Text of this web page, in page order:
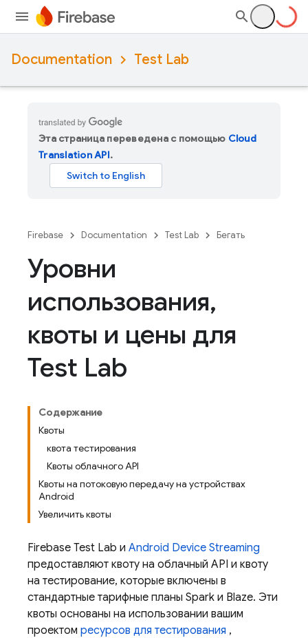
Documentation Test Lab
Эта страница переведена с помощью Cloud
Translation API.
Firebase Documentation Test Lab Бегать
Уровни
использования,
квоты и цены для
Test Lab
Содержание
Квоты
квота тестирования
Квоты облачного API
Квоты на потоковую передачу на устройствах
Android
Увеличить квоты
Firebase Test Lab и Android Device Streaming
предоставляют квоту на облачный API и квоту
на тестирование, которые включены в
стандартные тарифные планы Spark и Blaze. Эти
квоты основаны на использовании вашим
проектом ресурсов для тестирования ,